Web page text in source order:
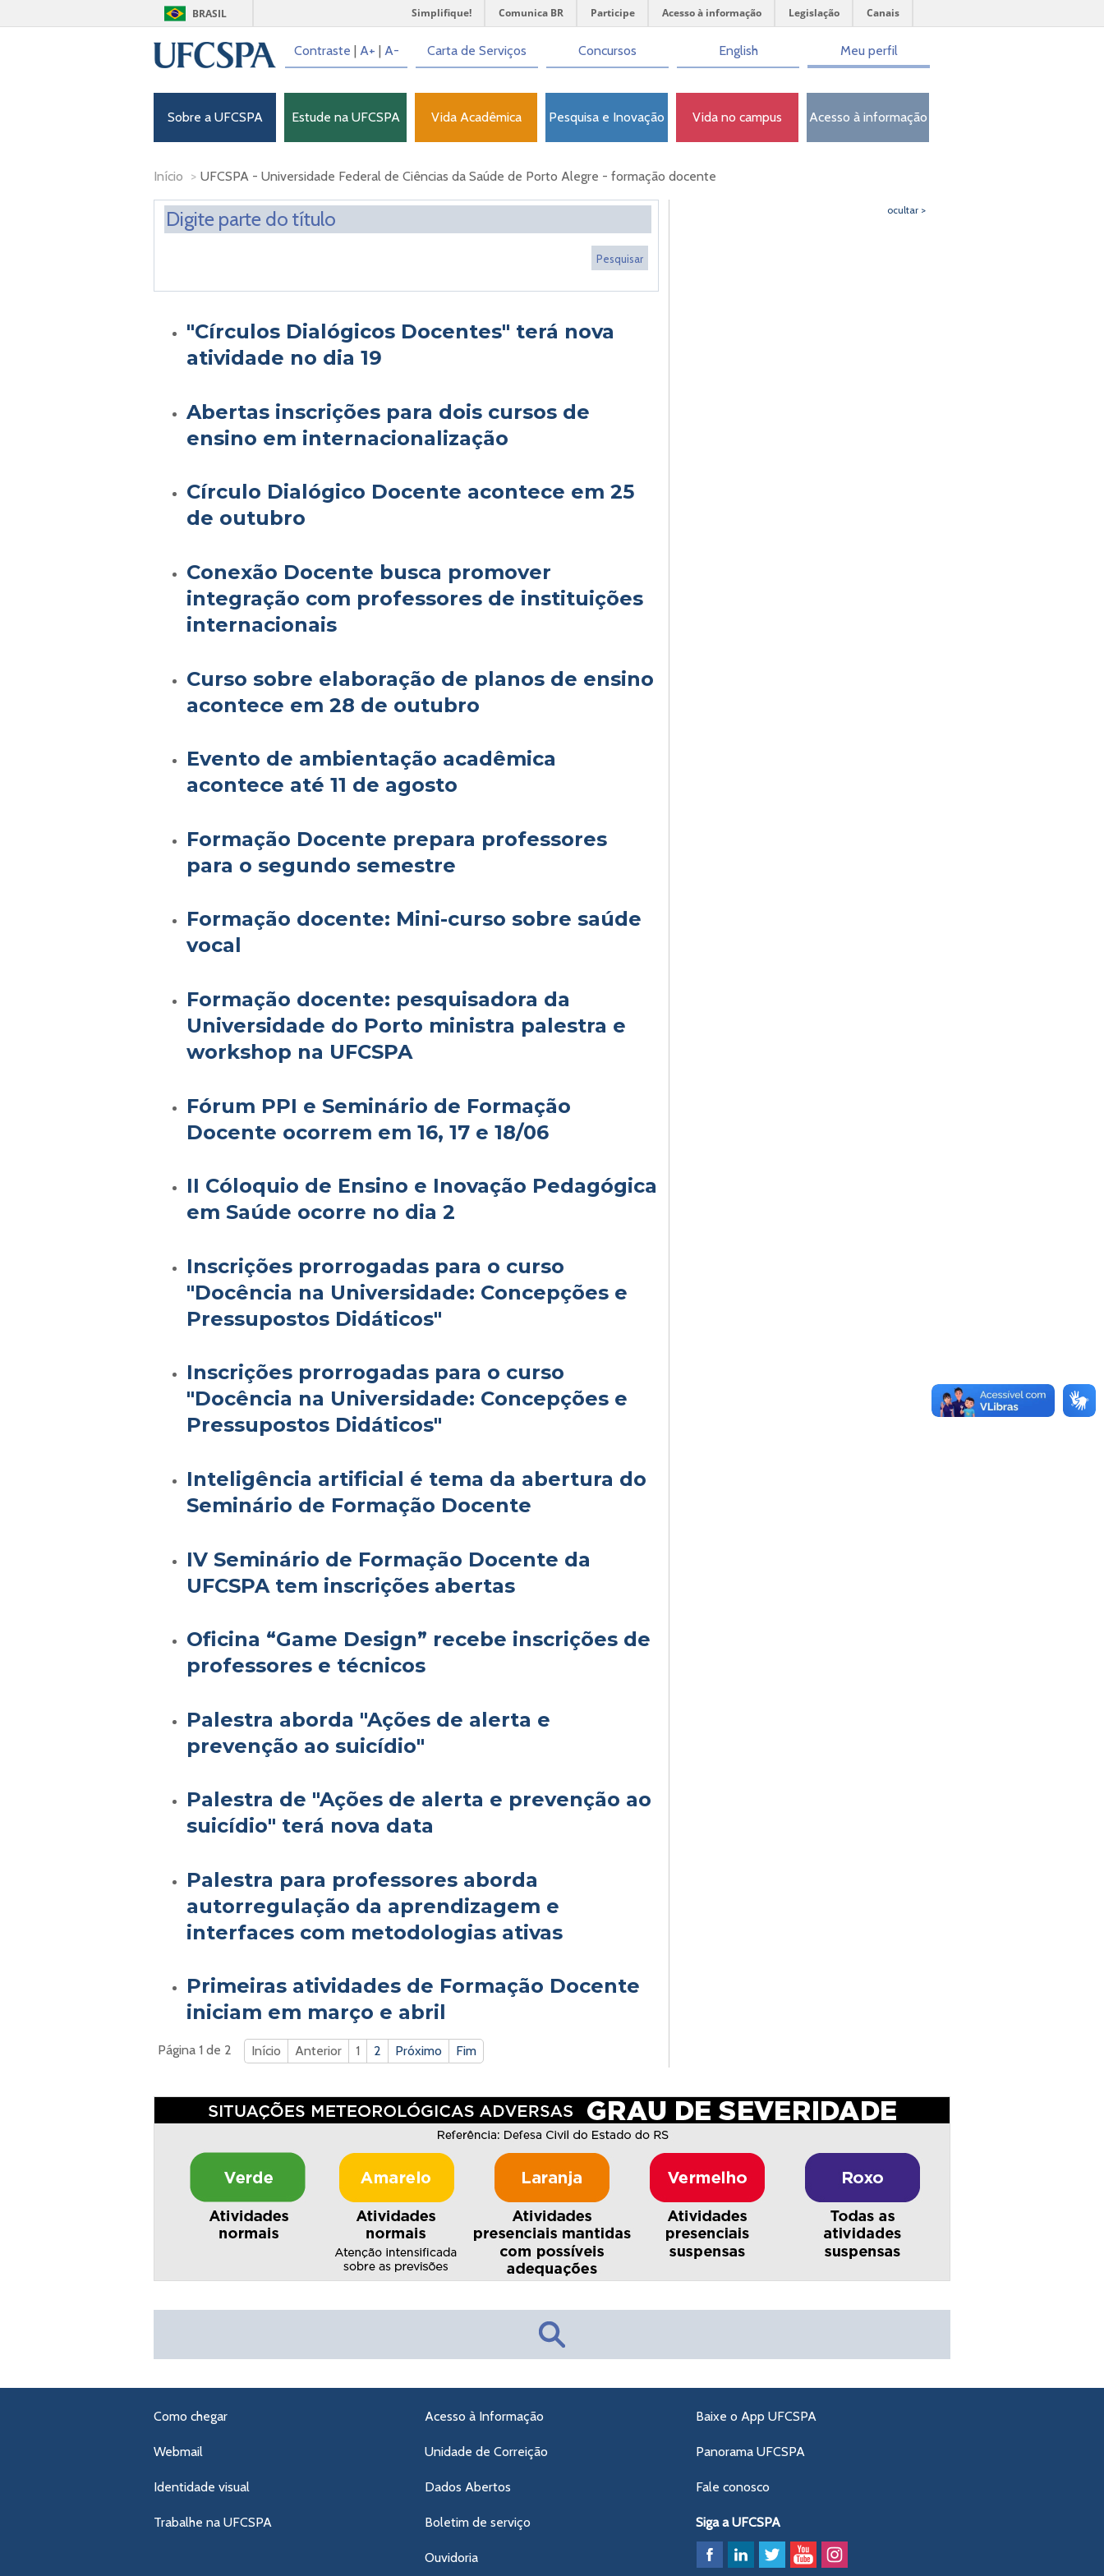
BRASIL Simplifique! Comunica BR Participe Acesso à informação Legislação Canais
Contraste | A+ | A- Carta de Serviços Concursos English Meu perfil
Sobre a UFCSPA Estude na UFCSPA Vida Acadêmica Pesquisa e Inovação Vida no campus Acesso à informação
Início > UFCSPA - Universidade Federal de Ciências da Saúde de Porto Alegre - formação docente
"Círculos Dialógicos Docentes" terá nova
atividade no dia 19
Abertas inscrições para dois cursos de
ensino em internacionalização
Círculo Dialógico Docente acontece em 25
de outubro
Conexão Docente busca promover
integração com professores de instituições
internacionais
Curso sobre elaboração de planos de ensino
acontece em 28 de outubro
Evento de ambientação acadêmica
acontece até 11 de agosto
Formação Docente prepara professores
para o segundo semestre
Formação docente: Mini-curso sobre saúde
vocal
Formação docente: pesquisadora da
Universidade do Porto ministra palestra e
workshop na UFCSPA
Fórum PPI e Seminário de Formação
Docente ocorrem em 16, 17 e 18/06
II Cóloquio de Ensino e Inovação Pedagógica
em Saúde ocorre no dia 2
Inscrições prorrogadas para o curso
"Docência na Universidade: Concepções e
Pressupostos Didáticos"
Inscrições prorrogadas para o curso
"Docência na Universidade: Concepções e
Pressupostos Didáticos"
Inteligência artificial é tema da abertura do
Seminário de Formação Docente
IV Seminário de Formação Docente da
UFCSPA tem inscrições abertas
Oficina “Game Design” recebe inscrições de
professores e técnicos
Palestra aborda "Ações de alerta e
prevenção ao suicídio"
Palestra de "Ações de alerta e prevenção ao
suicídio" terá nova data
Palestra para professores aborda
autorregulação da aprendizagem e
interfaces com metodologias ativas
Primeiras atividades de Formação Docente
iniciam em março e abril
Página 1 de 2 Início Anterior 1 2 Próximo Fim
ocultar >
Como chegar
Webmail
Identidade visual
Trabalhe na UFCSPA
Acesso à Informação
Unidade de Correição
Dados Abertos
Boletim de serviço
Ouvidoria
Baixe o App UFCSPA
Panorama UFCSPA
Fale conosco
Siga a UFCSPA